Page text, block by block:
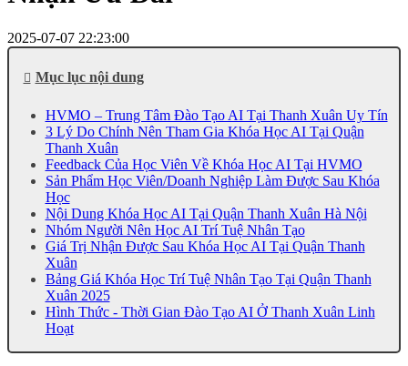
2025-07-07 22:23:00
Mục lục nội dung
HVMO – Trung Tâm Đào Tạo AI Tại Thanh Xuân Uy Tín
3 Lý Do Chính Nên Tham Gia Khóa Học AI Tại Quận
Thanh Xuân
Feedback Của Học Viên Về Khóa Học AI Tại HVMO
Sản Phẩm Học Viên/Doanh Nghiệp Làm Được Sau Khóa
Học
Nội Dung Khóa Học AI Tại Quận Thanh Xuân Hà Nội
Nhóm Người Nên Học AI Trí Tuệ Nhân Tạo
Giá Trị Nhận Được Sau Khóa Học AI Tại Quận Thanh
Xuân
Bảng Giá Khóa Học Trí Tuệ Nhân Tạo Tại Quận Thanh
Xuân 2025
Hình Thức - Thời Gian Đào Tạo AI Ở Thanh Xuân Linh
Hoạt